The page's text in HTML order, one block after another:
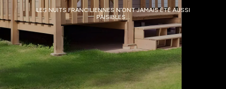
LES NUITS FRANCILIENNES N’ONT JAMAIS ÉTÉ AUSSI
PAISIBLES…